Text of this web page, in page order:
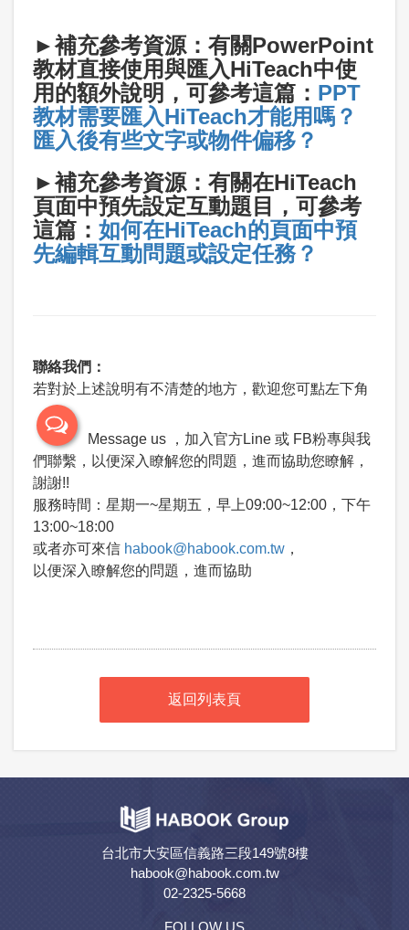
►補充參考資源：有關PowerPoint
教材直接使用與匯入HiTeach中使
用的額外說明，可參考這篇： PPT
教材需要匯入HiTeach才能用嗎？
匯入後有些文字或物件偏移？
►補充參考資源：有關在HiTeach
頁面中預先設定互動題目，可參考
這篇： 如何在HiTeach的頁面中預
先編輯互動問題或設定任務？
聯絡我們：
若對於上述說明有不清楚的地方，歡迎您可點左下角
Message us ，加入官方Line 或 FB粉專與我
們聯繫，以便深入瞭解您的問題，進而協助您瞭解，
謝謝!!
服務時間：星期一~星期五，早上09:00~12:00，下午
13:00~18:00
或者亦可來信 habook@habook.com.tw，
以便深入瞭解您的問題，進而協助
返回列表頁
台北市大安區信義路三段149號8樓
habook@habook.com.tw
02-2325-5668
FOLLOW US